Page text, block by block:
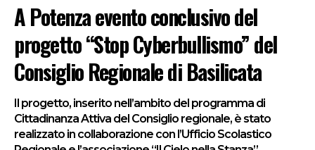
A Potenza evento conclusivo del
progetto “Stop Cyberbullismo” del
Consiglio Regionale di Basilicata
Il progetto, inserito nell’ambito del programma di
Cittadinanza Attiva del Consiglio regionale, è stato
realizzato in collaborazione con l’Ufficio Scolastico